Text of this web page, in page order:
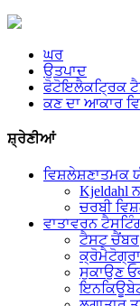
ਘਰ
ਉਤਪਾਦ
ਫੋਟੋਇਲੈਕਟ੍ਰਿਕ
ਕਣ ਦਾ ਆਕਾਰ
ਸ਼੍ਰੇਣੀਆਂ
ਵਿਸ਼ਲੇਸ਼ਣਾਤਮਕ
Kjeldahl
ਚਰਬੀ
ਵਾਤਾਵਰਨ
ਟੈਸਟ ਚੈਂਬਰ
ਸੁਕਾਉਣ